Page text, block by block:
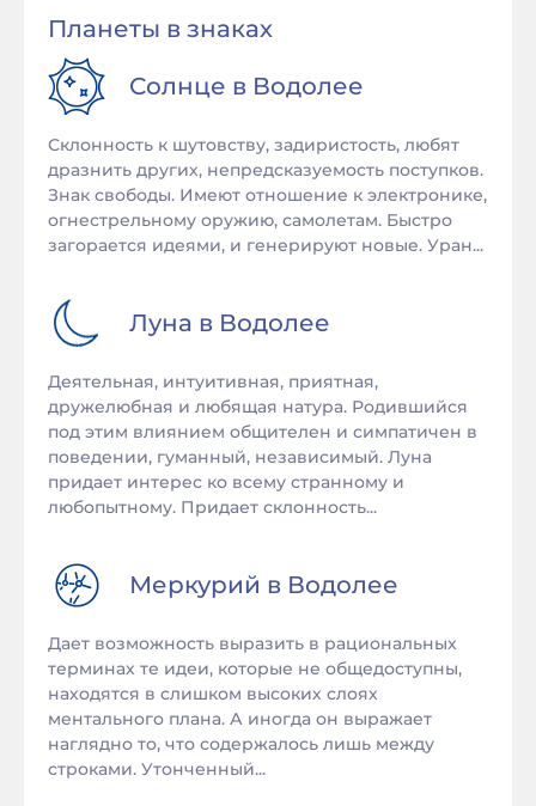
Планеты в знаках
Солнце в Водолее
Склонность к шутовству, задиристость, любят
дразнить других, непредсказуемость поступков.
Знак свободы. Имеют отношение к электронике,
огнестрельному оружию, самолетам. Быстро
загорается идеями, и генерируют новые. Уран...
Луна в Водолее
Деятельная, интуитивная, приятная,
дружелюбная и любящая натура. Родившийся
под этим влиянием общителен и симпатичен в
поведении, гуманный, независимый. Луна
придает интерес ко всему странному и
любопытному. Придает склонность...
Меркурий в Водолее
Дает возможность выразить в рациональных
терминах те идеи, которые не общедоступны,
находятся в слишком высоких слоях
ментального плана. А иногда он выражает
наглядно то, что содержалось лишь между
строками. Утонченный...